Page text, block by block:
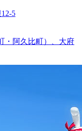
5
・阿久比町）、大府